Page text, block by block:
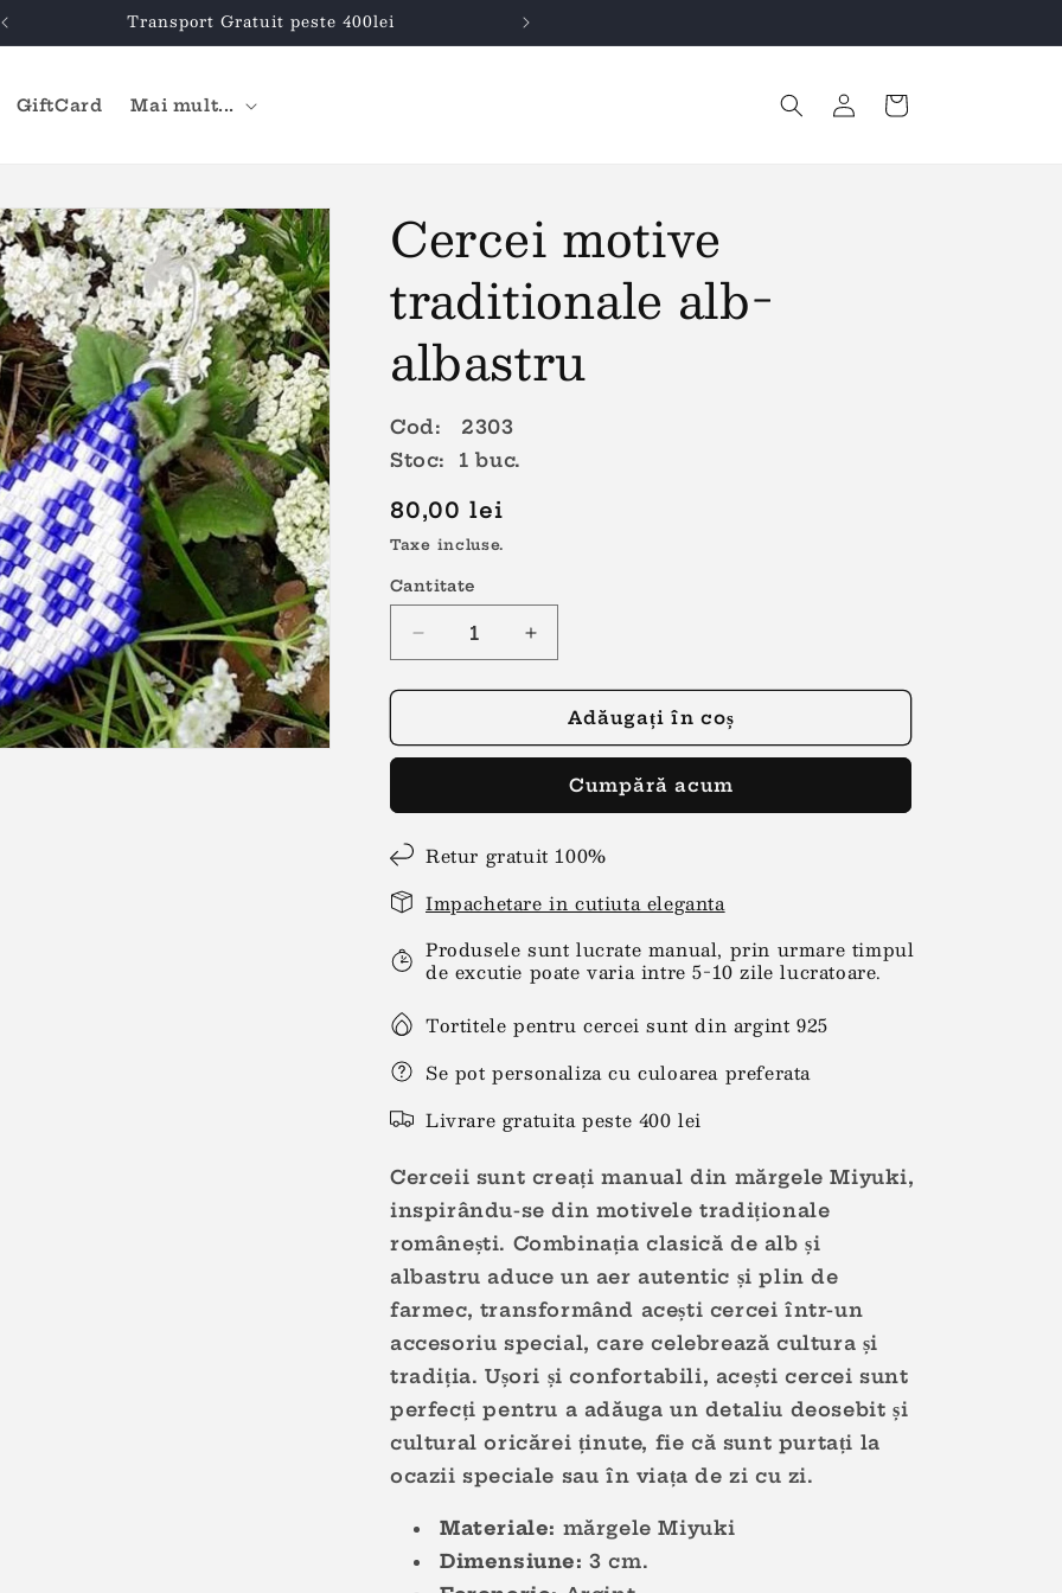
Transport Gratuit peste 400lei
GiftCard Mai mult...
vă
Coș
Cercei motive
traditionale alb-
albastru
Cod: 2303
Stoc: 1 buc.
Preț
obișnuit
80,00 lei
Taxe incluse.
Cantitate
Reduceți
cantitatea
pentru
motive
albastru
Creșteți
cantitatea
pentru
Cercei
motive
albastru
Adăugați în coș
Cumpără acum
Retur gratuit 100%
Impachetare in cutiuta eleganta
Produsele sunt lucrate manual, prin urmare timpul
de excutie poate varia intre 5-10 zile lucratoare.
Tortitele pentru cercei sunt din argint 925
Se pot personaliza cu culoarea preferata
Livrare gratuita peste 400 lei
Cerceii sunt creați manual din mărgele Miyuki,
inspirându-se din motivele tradiționale
românești. Combinația clasică de alb și
albastru aduce un aer autentic și plin de
farmec, transformând acești cercei într-un
accesoriu special, care celebrează cultura și
tradiția. Ușori și confortabili, acești cercei sunt
perfecți pentru a adăuga un detaliu deosebit și
cultural oricărei ținute, fie că sunt purtați la
ocazii speciale sau în viața de zi cu zi.
Materiale: mărgele Miyuki
Dimensiune: 3 cm.